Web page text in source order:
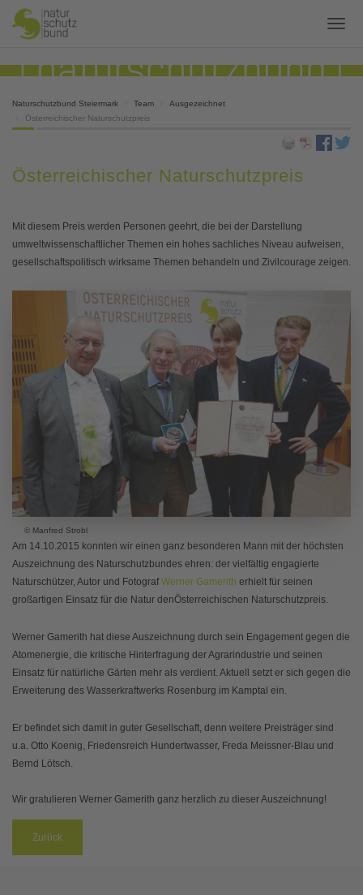
Naturschutzbund Steiermark Team
Ausgezeichnet
Österreichischer Naturschutzpreis
Österreichischer Naturschutzpreis
Mit diesem Preis werden Personen geehrt, die bei der Darstellung
umweltwissenschaftlicher Themen ein hohes sachliches Niveau aufweisen,
gesellschaftspolitisch wirksame Themen behandeln und Zivilcourage zeigen.
© Manfred Strobl
Am 14.10.2015 konnten wir einen ganz besonderen Mann mit der höchsten
Auszeichnung des Naturschutzbundes ehren: der vielfältig engagierte
Naturschützer, Autor und Fotograf Werner Gamerith erhielt für seinen
großartigen Einsatz für die Natur denÖsterreichischen Naturschutzpreis.
Werner Gamerith hat diese Auszeichnung durch sein Engagement gegen die
Atomenergie, die kritische Hinterfragung der Agrarindustrie und seinen
Einsatz für natürliche Gärten mehr als verdient. Aktuell setzt er sich gegen die
Erweiterung des Wasserkraftwerks Rosenburg im Kamptal ein.
Er befindet sich damit in guter Gesellschaft, denn weitere Preisträger sind
u.a. Otto Koenig, Friedensreich Hundertwasser, Freda Meissner-Blau und
Bernd Lötsch.
Wir gratulieren Werner Gamerith ganz herzlich zu dieser Auszeichnung!
Zurück